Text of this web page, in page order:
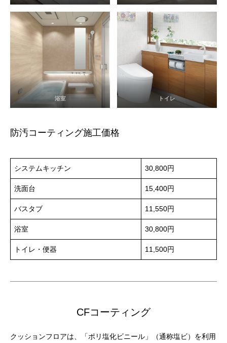
浴室 トイレ
防汚コーティング施工価格
システムキッチン 30,800円
洗面台 15,400円
バスタブ 11,550円
浴室 30,800円
トイレ・便器 11,500円
CFコーティング
クッションフロアは、「ポリ塩化ビニール」（通称塩ビ）を利用